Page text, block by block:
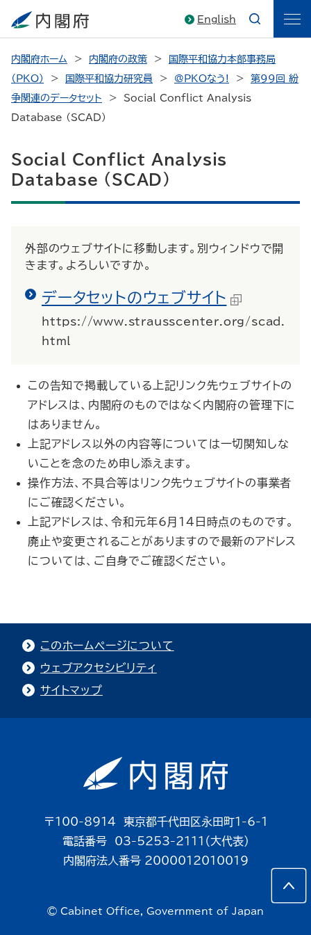
English
内閣府ホーム 内閣府の政策
国際平和協力本部事務局
（PKO）
国際平和協力研究員 @PKOなう!
第99回 紛
争関連のデータセット
Social Conflict Analysis
Database (SCAD)
Social Conflict Analysis
Database (SCAD)
外部のウェブサイトに移動します。別ウィンドウで開
きます。よろしいですか。
データセットのウェブサイト
https://www.strausscenter.org/scad.
html
この告知で掲載している上記リンク先ウェブサイトの
アドレスは、内閣府のものではなく内閣府の管理下に
はありません。
上記アドレス以外の内容等については一切関知しな
いことを念のため申し添えます。
操作方法、不具合等はリンク先ウェブサイトの事業者
にご確認ください。
上記アドレスは、令和元年6月14日時点のものです。
廃止や変更されることがありますので最新のアドレス
については、ご自身でご確認ください。
このホームページについて
ウェブアクセシビリティ
サイトマップ
〒100-8914 東京都千代田区永田町1-6-1
電話番号 03-5253-2111（大代表）
内閣府法人番号 2000012010019
© Cabinet Office, Government of Japan